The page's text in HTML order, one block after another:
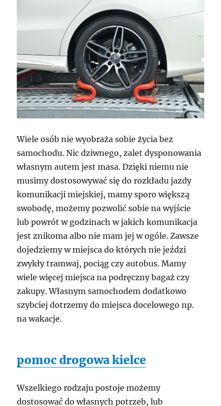
Wiele osób nie wyobraża sobie życia bez
samochodu. Nic dziwnego, zalet dysponowania
własnym autem jest masa. Dzięki niemu nie
musimy dostosowywać się do rozkładu jazdy
komunikacji miejskiej, mamy sporo większą
swobodę, możemy pozwolić sobie na wyjście
lub powrót w godzinach w jakich komunikacja
jest znikoma albo nie mam jej w ogóle. Zawsze
dojedziemy w miejsca do których nie jeździ
zwykły tramwaj, pociąg czy autobus. Mamy
wiele więcej miejsca na podręczny bagaż czy
zakupy. Własnym samochodem dodatkowo
szybciej dotrzemy do miejsca docelowego np.
na wakacje.
pomoc drogowa kielce
Wszelkiego rodzaju postoje możemy
dostosować do własnych potrzeb, lub